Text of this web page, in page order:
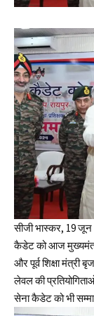
सीजी भास्कर, 19
कैडेट को आज
और पूर्व शिक्षा
लेवल की
सेना कैडेट को भी